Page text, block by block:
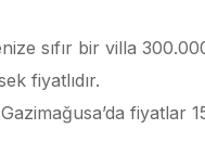
sıfır bir villa
fiyatlıdır.
fiyatlar